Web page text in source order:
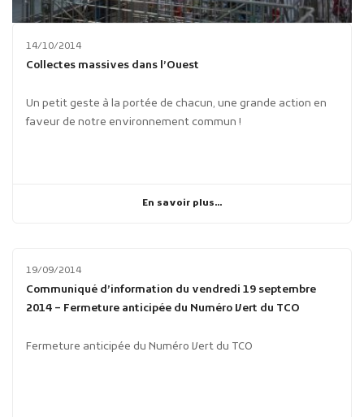
14/10/2014
Collectes massives dans l’Ouest
Un petit geste à la portée de chacun, une grande action en
faveur de notre environnement commun !
En savoir plus...
19/09/2014
Communiqué d’information du vendredi 19 septembre
2014 – Fermeture anticipée du Numéro Vert du TCO
Fermeture anticipée du Numéro Vert du TCO